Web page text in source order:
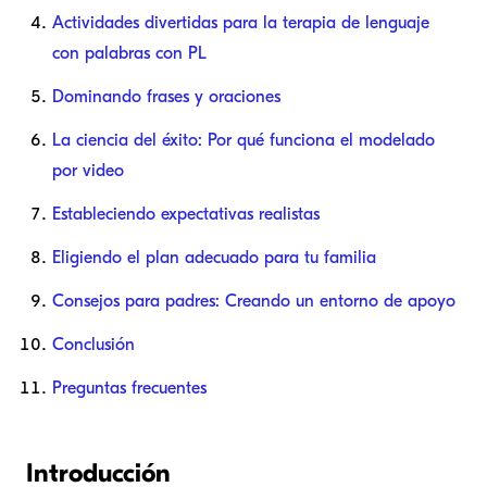
Actividades divertidas para la terapia de lenguaje
con palabras con PL
Dominando frases y oraciones
La ciencia del éxito: Por qué funciona el modelado
por video
Estableciendo expectativas realistas
Eligiendo el plan adecuado para tu familia
Consejos para padres: Creando un entorno de apoyo
Conclusión
Preguntas frecuentes
Introducción